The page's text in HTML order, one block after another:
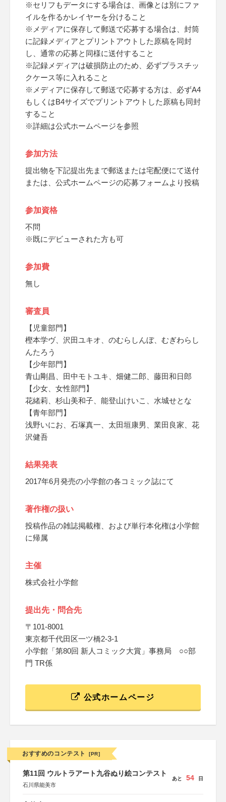
※セリフもデータにする場合は、画像とは別にファ
イルを作るかレイヤーを分けること
※メディアに保存して郵送で応募する場合は、封筒
に記録メディアとプリントアウトした原稿を同封
し、通常の応募と同様に送付すること
※記録メディアは破損防止のため、必ずプラスチッ
クケース等に入れること
※メディアに保存して郵送で応募する方は、必ずA4
もしくはB4サイズでプリントアウトした原稿も同封
すること
※詳細は公式ホームページを参照
参加方法
提出物を下記提出先まで郵送または宅配便にて送付
または、公式ホームページの応募フォームより投稿
参加資格
不問
※既にデビューされた方も可
参加費
無し
審査員
【児童部門】
樫本学ヴ、沢田ユキオ、のむらしんぼ、むぎわらし
んたろう
【少年部門】
青山剛昌、田中モトユキ、畑健二郎、藤田和日郎
【少女、女性部門】
花緒莉、杉山美和子、能登山けいこ、水城せとな
【青年部門】
浅野いにお、石塚真一、太田垣康男、業田良家、花
沢健吾
結果発表
2017年6月発売の小学館の各コミック誌にて
著作権の扱い
投稿作品の雑誌掲載権、および単行本化権は小学館
に帰属
主催
株式会社小学館
提出先・問合先
〒101-8001
東京都千代田区一ツ橋2-3-1
小学館「第80回 新人コミック大賞」事務局 ○○部
門 TR係
公式ホームページ
おすすめのコンテスト [PR]
第11回 ウルトラアート九谷ぬり絵コンテスト
石川県能美市
あと 54 日